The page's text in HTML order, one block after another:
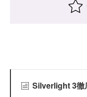
Silverlight 3徹